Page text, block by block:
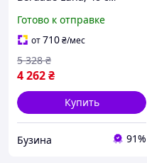
Готово к отправке
от710₴/мес
4 262₴
5 328 ₴
Купить
Бузина 91%